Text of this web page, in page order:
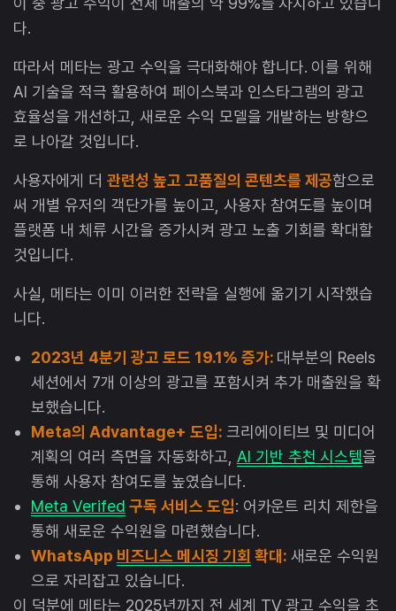
다.
따라서 메타는 광고 수익을 극대화해야 합니다. 이를 위해
AI 기술을 적극 활용하여 페이스북과 인스타그램의 광고
효율성을 개선하고, 새로운 수익 모델을 개발하는 방향으
로 나아갈 것입니다.
사용자에게 더 관련성 높고 고품질의 콘텐츠를 제공함으로
써 개별 유저의 객단가를 높이고, 사용자 참여도를 높이며
플랫폼 내 체류 시간을 증가시켜 광고 노출 기회를 확대할
것입니다.
사실, 메타는 이미 이러한 전략을 실행에 옮기기 시작했습
니다.
2023년 4분기 광고 로드 19.1% 증가: 대부분의 Reels
세션에서 7개 이상의 광고를 포함시켜 추가 매출원을 확
보했습니다.
Meta의 Advantage+ 도입: 크리에이티브 및 미디어
계획의 여러 측면을 자동화하고, AI 기반 추천 시스템을
통해 사용자 참여도를 높였습니다.
Meta Verifed 구독 서비스 도입: 어카운트 리치 제한을
통해 새로운 수익원을 마련했습니다.
WhatsApp 비즈니스 메시징 기회 확대: 새로운 수익원
으로 자리잡고 있습니다.
이 덕분에 메타는 2025년까지 전 세계 TV 광고 수익을 초